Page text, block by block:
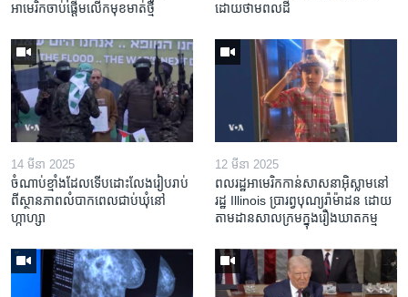
អាមេរិក​ចាប់ផ្តើម​លើក​មុខមាត់​ថ្មី
ដោយ​ថាមពល​ដី
14 មីនា 2025
ចំណាប់ខ្មាំង​ដែល​ទើប​ដោះលែង​រៀបរាប់​
ពី​ស្ថានភាព​​លំបាក​ពេល​ជាប់​ឃុំ​នៅ​
ហ្កាហ្សា
12 មីនា 2025
ពលរដ្ឋអាមេរិក​កាន់សាសនា​អ៊ិស្លាម​នៅ
រដ្ឋ Illinois ​ប្រារព្វបុណ្យរ៉ាម៉ាដន ​ដោយ​
តាម​ដាន​​សាលក្រមក្នុងរឿងឃាតកម្ម